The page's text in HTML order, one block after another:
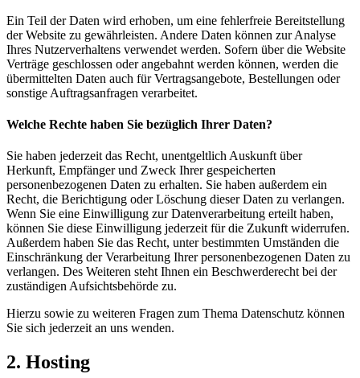
Ein Teil der Daten wird erhoben, um eine fehlerfreie Bereitstellung
der Website zu gewährleisten. Andere Daten können zur Analyse
Ihres Nutzerverhaltens verwendet werden. Sofern über die Website
Verträge geschlossen oder angebahnt werden können, werden die
übermittelten Daten auch für Vertragsangebote, Bestellungen oder
sonstige Auftragsanfragen verarbeitet.
Welche Rechte haben Sie bezüglich Ihrer Daten?
Sie haben jederzeit das Recht, unentgeltlich Auskunft über
Herkunft, Empfänger und Zweck Ihrer gespeicherten
personenbezogenen Daten zu erhalten. Sie haben außerdem ein
Recht, die Berichtigung oder Löschung dieser Daten zu verlangen.
Wenn Sie eine Einwilligung zur Datenverarbeitung erteilt haben,
können Sie diese Einwilligung jederzeit für die Zukunft widerrufen.
Außerdem haben Sie das Recht, unter bestimmten Umständen die
Einschränkung der Verarbeitung Ihrer personenbezogenen Daten zu
verlangen. Des Weiteren steht Ihnen ein Beschwerderecht bei der
zuständigen Aufsichtsbehörde zu.
Hierzu sowie zu weiteren Fragen zum Thema Datenschutz können
Sie sich jederzeit an uns wenden.
2. Hosting